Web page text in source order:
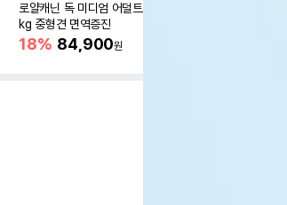
로얄캐닌 독 미디엄 어덜트 10
kg 중형견 면역증진
18% 84,900원